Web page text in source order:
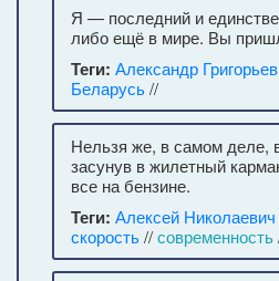
Я — последний и
либо ещё в мире. Вы
Теги: Александр
Беларусь//
Нельзя же, в самом деле,
засунув в жилетный
все на бензине.
Теги: Алексей
скорость//современность